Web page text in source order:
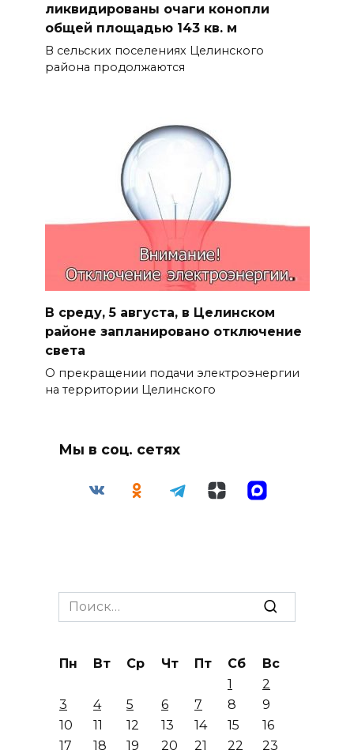
ликвидированы очаги конопли
общей площадью 143 кв. м
В сельских поселениях Целинского
района продолжаются
В среду, 5 августа, в Целинском
районе запланировано отключение
света
О прекращении подачи электроэнергии
на территории Целинского
Мы в соц. сетях
Search
for:
Пн Вт Ср Чт Пт Сб
Вс
1
2
3
4 5 6 7 8
9
10
11 12 13 14 15
16
17
18 19 20 21 22
23